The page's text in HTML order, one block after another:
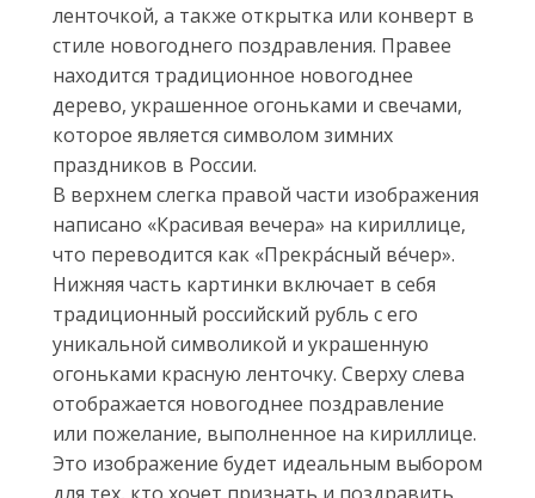
ленточкой, а также открытка или конверт в
стиле новогоднего поздравления. Правее
находится традиционное новогоднее
дерево, украшенное огоньками и свечами,
которое является символом зимних
праздников в России.
В верхнем слегка правой части изображения
написано «Красивая вечера» на кириллице,
что переводится как «Прекра́сный ве́чер».
Нижняя часть картинки включает в себя
традиционный российский рубль с его
уникальной символикой и украшенную
огоньками красную ленточку. Сверху слева
отображается новогоднее поздравление
или пожелание, выполненное на кириллице.
Это изображение будет идеальным выбором